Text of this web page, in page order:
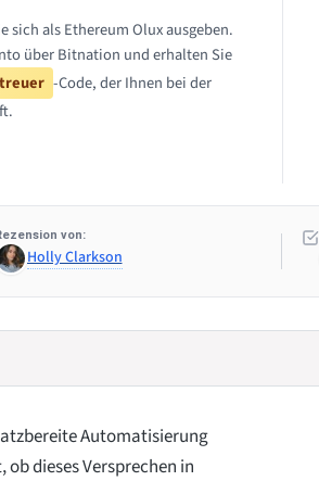
sich als Ethereum Olux ausgeben.
über Bitnation und erhalten Sie
-Code, der Ihnen bei der
von:
Holly Clarkson
Automatisierung
dieses Versprechen in